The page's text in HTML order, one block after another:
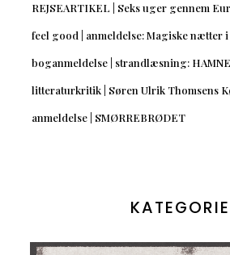
REJSEARTIKEL | Seks uger gennem
feel good | anmeldelse: Magiske nætter
boganmeldelse | strandlæsning:
litteraturkritik | Søren Ulrik Thomsens
anmeldelse | SMØRREBRØDET